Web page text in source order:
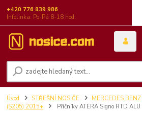
+420 776 839 986
Infolinka: Po-Pá 8-18 hod.
Úvod STŘEŠNÍ NOSIČE MERCEDES BENZ
(S205) 2015+
Příčníky ATERA Signo RTD ALU